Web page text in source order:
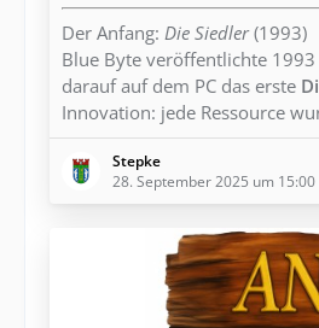
Der Anfang: Die Siedler(1993)
Blue Byte veröffentlichte
darauf auf dem PC das erste
Innovation: jede Ressource
Stepke
28. September 2025 um 15:00